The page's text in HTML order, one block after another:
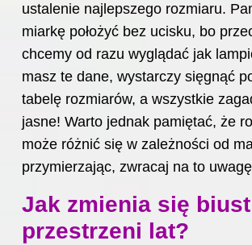
ustalenie najlepszego rozmiaru.
miarkę położyć bez ucisku, bo
chcemy od razu wyglądać jak
masz te dane, wystarczy sięgnąć
tabelę rozmiarów, a wszystkie
jasne! Warto jednak pamiętać, że
może różnić się w zależności od
przymierzając, zwracaj na to
Jak zmienia się
przestrzeni lat?